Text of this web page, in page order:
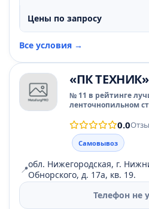
Цены по запросу
Все условия →
«ПК ТЕХНИК»
№ 11 в рейтинге
ленточнопильном
0.0
Самовывоз
📍обл. Нижегородская, г.
Обнорского, д. 17а, кв. 19.
Телефон не